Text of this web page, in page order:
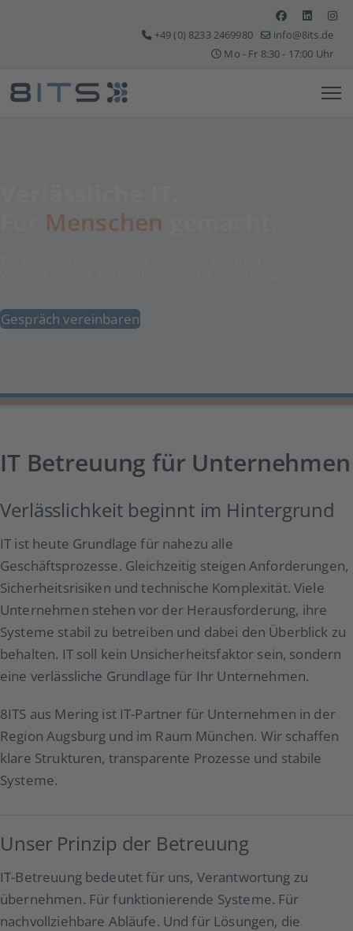
+49 (0) 8233 2469980
info@8its.de
Mo - Fr 8:30 - 17:00 Uhr
Menschen
Gespräch vereinbaren
IT Betreuung für Unternehmen
Verlässlichkeit beginnt im Hintergrund
IT ist heute Grundlage für nahezu alle
Geschäftsprozesse. Gleichzeitig steigen An­for­derungen,
Sicherheitsrisiken und technische Komplexität. Viele
Unternehmen stehen vor der Heraus­forderung, ihre
Systeme stabil zu betreiben und dabei den Überblick zu
behalten. IT soll kein Unsicherheitsfaktor sein, sondern
eine verlässliche Grundlage für Ihr Unternehmen.
8ITS aus Mering ist IT-Partner für Unternehmen in der
Region Augsburg und im Raum München. Wir schaffen
klare Strukturen, transparente Prozesse und stabile
Systeme.
Unser Prinzip der Betreuung
IT-Betreuung bedeutet für uns, Verantwortung zu
übernehmen. Für funktionierende Systeme. Für
nachvollziehbare Abläufe. Und für Lösungen, die